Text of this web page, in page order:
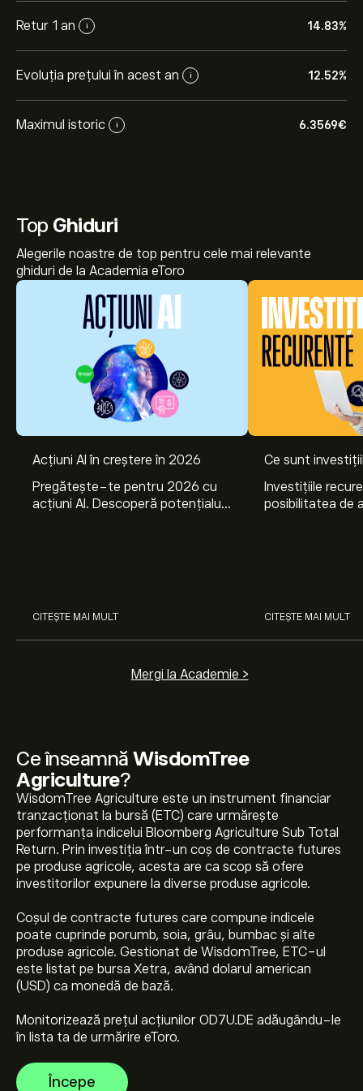
Retur 1 an i 14.83%
Evoluția prețului în acest an i 12.52%
Maximul istoric i 6.3569‎€‎
Ce înseamnă WisdomTree
Agriculture?
WisdomTree Agriculture este un instrument financiar
tranzacționat la bursă (ETC) care urmărește
performanța indicelui Bloomberg Agriculture Sub Total
Return. Prin investiția într-un coș de contracte futures
pe produse agricole, acesta are ca scop să ofere
investitorilor expunere la diverse produse agricole.
Coșul de contracte futures care compune indicele
poate cuprinde porumb, soia, grâu, bumbac și alte
produse agricole. Gestionat de WisdomTree, ETC-ul
este listat pe bursa Xetra, având dolarul american
(USD) ca monedă de bază.
Monitorizează prețul acțiunilor OD7U.DE adăugându-le
în lista ta de urmărire eToro.
Începe
Top Ghiduri
Alegerile noastre de top pentru cele mai relevante
ghiduri de la Academia eToro
Acțiuni AI în creștere în 2026
Pregătește-te pentru 2026 cu
acțiuni AI. Descoperă potențialul
CITEȘTE MAI MULT
Ce sunt
Investițiile
posibilitatea de
CITEȘTE MAI MULT
Mergi la Academie >
Prețul actual pentru OD7U.DE este de 5.6925‎€‎
Maximul istoric al WisdomTree Agriculture este
6.3569‎€‎
Selectează intervalul de timp „1D” sau „1W” pe graficul
istorice pentru WisdomTree Agriculture. Prețul pentru
WisdomTree Agriculture a variat între 0.73‎€‎ în ultimul